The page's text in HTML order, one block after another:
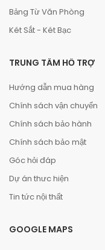
Bảng Từ Văn Phòng
Két Sắt - Két Bạc
TRUNG TÂM HỖ TRỢ
Hướng dẫn mua hàng
Chính sách vận chuyển
Chính sách bảo hành
Chính sách bảo mật
Góc hỏi đáp
Dự án thưc hiện
Tin tức nội thất
GOOGLE MAPS